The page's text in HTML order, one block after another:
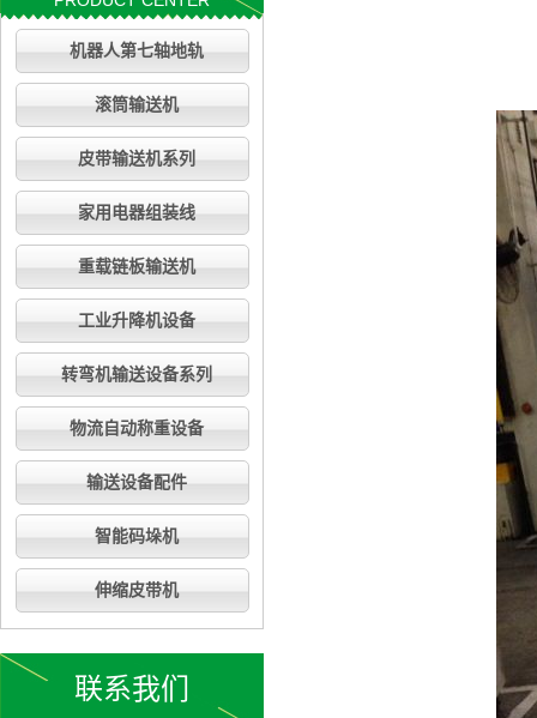
机器人第七轴地轨
滚筒输送机
皮带输送机系列
家用电器组装线
重载链板输送机
工业升降机设备
转弯机输送设备系列
物流自动称重设备
输送设备配件
智能码垛机
伸缩皮带机
联系我们